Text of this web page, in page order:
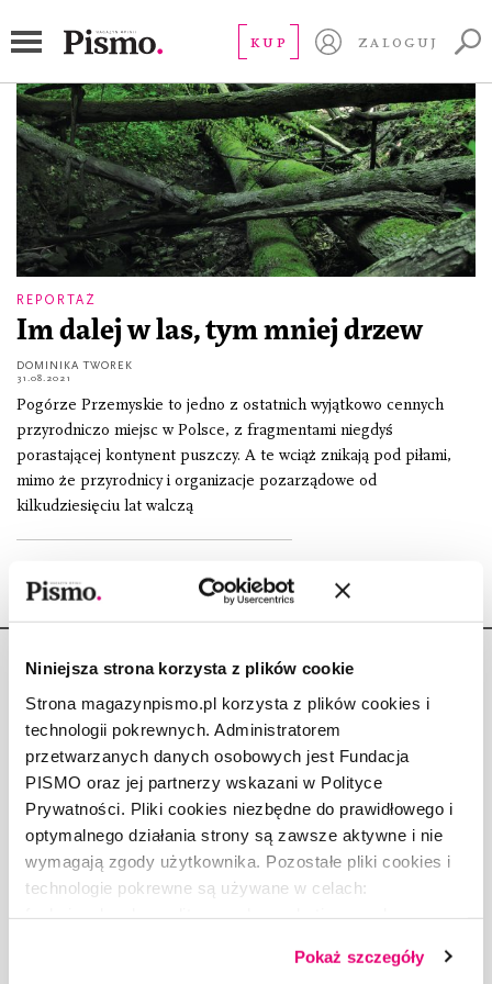
Niniejsza strona korzysta z plików cookie
Strona magazynpismo.pl korzysta z plików cookies i
technologii pokrewnych. Administratorem
przetwarzanych danych osobowych jest Fundacja
PISMO oraz jej partnerzy wskazani w Polityce
Prywatności. Pliki cookies niezbędne do prawidłowego i
optymalnego działania strony są zawsze aktywne i nie
wymagają zgody użytkownika. Pozostałe pliki cookies i
technologie pokrewne są używane w celach:
dobrowolną zgodę na pliki cookies i technologie
Pokaż szczegóły
KUP ZALOGUJ
REPORTAŻ
Im dalej w las, tym mniej drzew
DOMINIKA TWOREK
31.08.2021
Pogórze Przemyskie to jedno z ostatnich wyjątkowo cennych
przyrodniczo miejsc w Polsce, z fragmentami niegdyś
porastającej kontynent puszczy. A te wciąż znikają pod piłami,
mimo że przyrodnicy i organizacje pozarządowe od
kilkudziesięciu lat walczą
Copyright © Fundacja Pismo
O „PIŚMIE”
ABOUT PISMO
FACT-CHECKING W „PIŚMIE”